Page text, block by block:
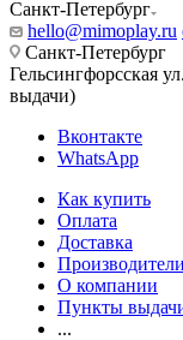
Санкт-Петербург
hello@mimoplay.ru
Санкт-Петербург
Гельсингфорсская
выдачи)
Вконтакте
WhatsApp
Как купить
Оплата
Доставка
Производители
О компании
Пункты
...